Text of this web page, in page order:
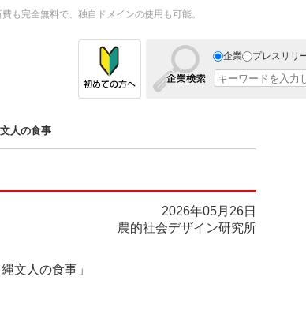
も完全無料で、独自ドメインの使用も可能。
企業 プレスリリ
人の食事
2026年05月26日
農的社会デザイン研究所
文人の食事」